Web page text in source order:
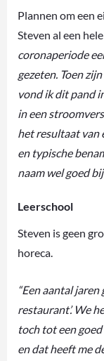
Plannen om een
Steven al een
coronaperiode
gezeten. Toen
vond ik dit pand
in een
het resultaat van
en typische
naam wel goed bij
Leerschool
Steven is geen
horeca.
“Een aantal jaren
restaurant’. We
toch tot een
en dat heeft me